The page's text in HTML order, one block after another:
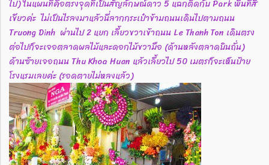
ไป) ในแผนที่คือตรงจุดที่เป็นสัญลักษณ์ดาว 5 แฉกติดกับ Park พื้นที่สี
เขียวค่ะ ไม่เป็นไรลงมาแล้วนี่ลากกระเป๋าข้ามถนนเดินไปตามถนน
Truong Dinh ผ่านไป 2 แยก เลี้ยวขวาเข้าถนน Le Thanh Ton เดินตรง
ต่อไปก็จะเจอตลาดผลไม้และดอกไม้ขวามือ (ด้านหลังตลาดบินถั่น)
ด้านซ้ายเจอถนน Thu Khoa Huan แล้วเลี้ยวไป 50 เมตรก็จะเห็นป้าย
โรงแรมเลยค่ะ (รอดตายไม่หลงแล้ว)